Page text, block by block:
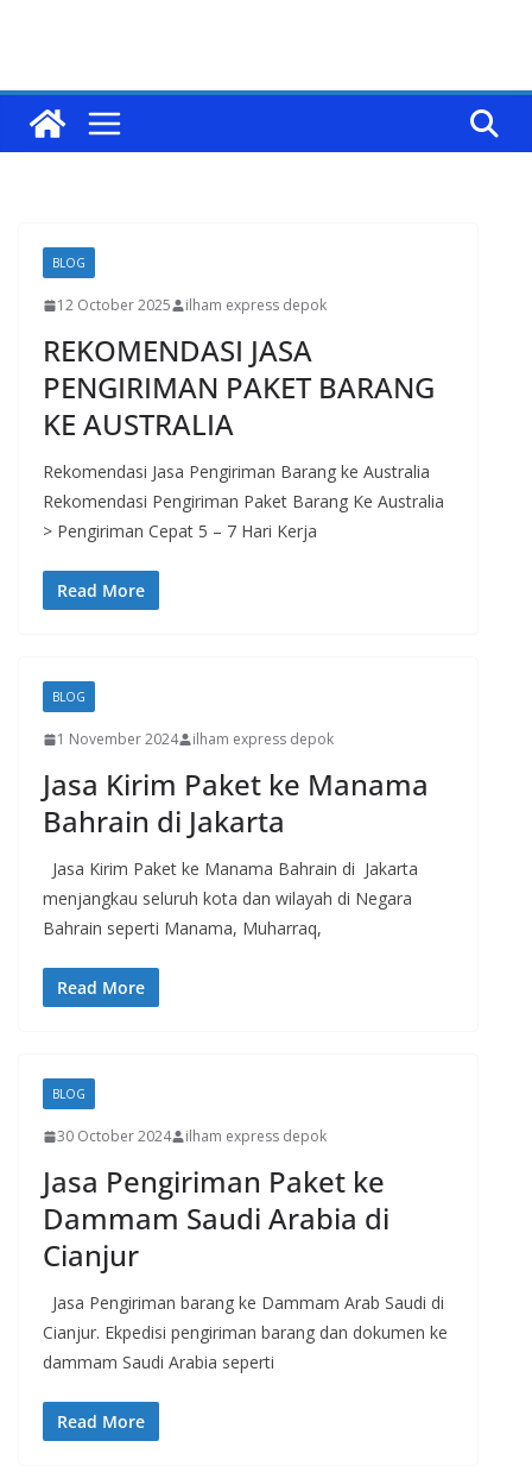
BLOG
12 October 2025 ilham express depok
REKOMENDASI JASA
PENGIRIMAN PAKET BARANG
KE AUSTRALIA
Rekomendasi Jasa Pengiriman Barang ke Australia
Rekomendasi Pengiriman Paket Barang Ke Australia
> Pengiriman Cepat 5 – 7 Hari Kerja
Read More
BLOG
1 November 2024 ilham express depok
Jasa Kirim Paket ke Manama
Bahrain di Jakarta
Jasa Kirim Paket ke Manama Bahrain di Jakarta
menjangkau seluruh kota dan wilayah di Negara
Bahrain seperti Manama, Muharraq,
Read More
BLOG
30 October 2024 ilham express depok
Jasa Pengiriman Paket ke
Dammam Saudi Arabia di
Cianjur
Jasa Pengiriman barang ke Dammam Arab Saudi di
Cianjur. Ekpedisi pengiriman barang dan dokumen ke
dammam Saudi Arabia seperti
Read More